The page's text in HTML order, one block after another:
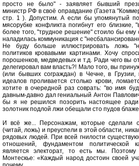
просто не было" - заявляет бывший
министр РФ в своё оправдание (Газета
стр. 1 ). Допустим. А если бы упомянутый
мясорубке конфликта погибнут его
более того, "трудное решение" стоило бы ему
наладилась коммуникация с
Не буду больше иллюстрировать ложь
политиков кровавыми картинами. Хочу
порошенков, медведевых и т.д. Ради чего вы
делегировал вам власть?! Мало того, вы
(или бывших сограждан) в Чечне, в
идеалов проливается столько крови,
хотите в очередной раз соврать: "во имя
давным-давно дал гениальный Антон
бы я не решился позорить настоящее
золотник подлой лжи обещали сто пудов
И всё же... Персонажам, которые сделали
(читай, ложь) и преуспели в этой области,
рядовых людей. При всей гнилости
отношений, фундаментом политической
является электорат, то есть мы.
Монтескье: «Каждый народ достоин своей